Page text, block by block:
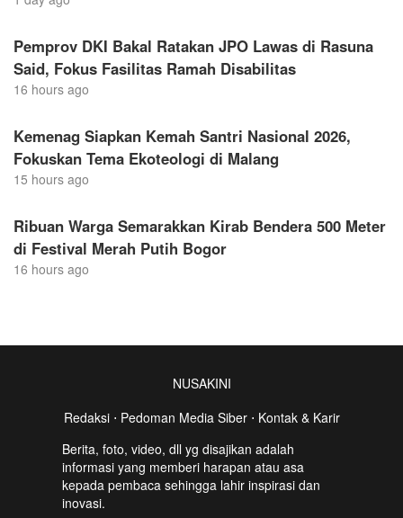
Pemprov DKI Bakal Ratakan JPO Lawas di Rasuna
Said, Fokus Fasilitas Ramah Disabilitas
16 hours ago
Kemenag Siapkan Kemah Santri Nasional 2026,
Fokuskan Tema Ekoteologi di Malang
15 hours ago
Ribuan Warga Semarakkan Kirab Bendera 500 Meter
di Festival Merah Putih Bogor
16 hours ago
NUSAKINI
Redaksi⋅ Pedoman Media Siber⋅ Kontak & Karir
Berita, foto, video, dll yg disajikan adalah
informasi yang memberi harapan atau asa
kepada pembaca sehingga lahir inspirasi dan
inovasi.